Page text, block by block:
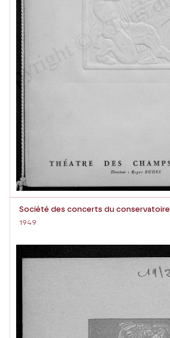
Société des concerts du conservatoire
1949